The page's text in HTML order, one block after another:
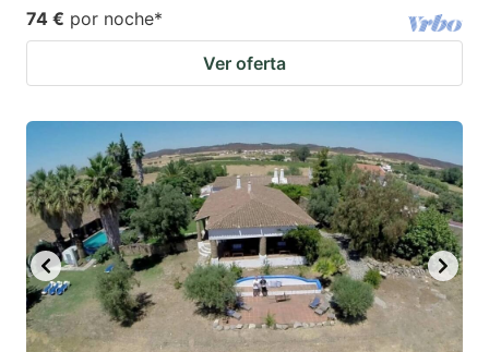
74 € por noche*
Ver oferta